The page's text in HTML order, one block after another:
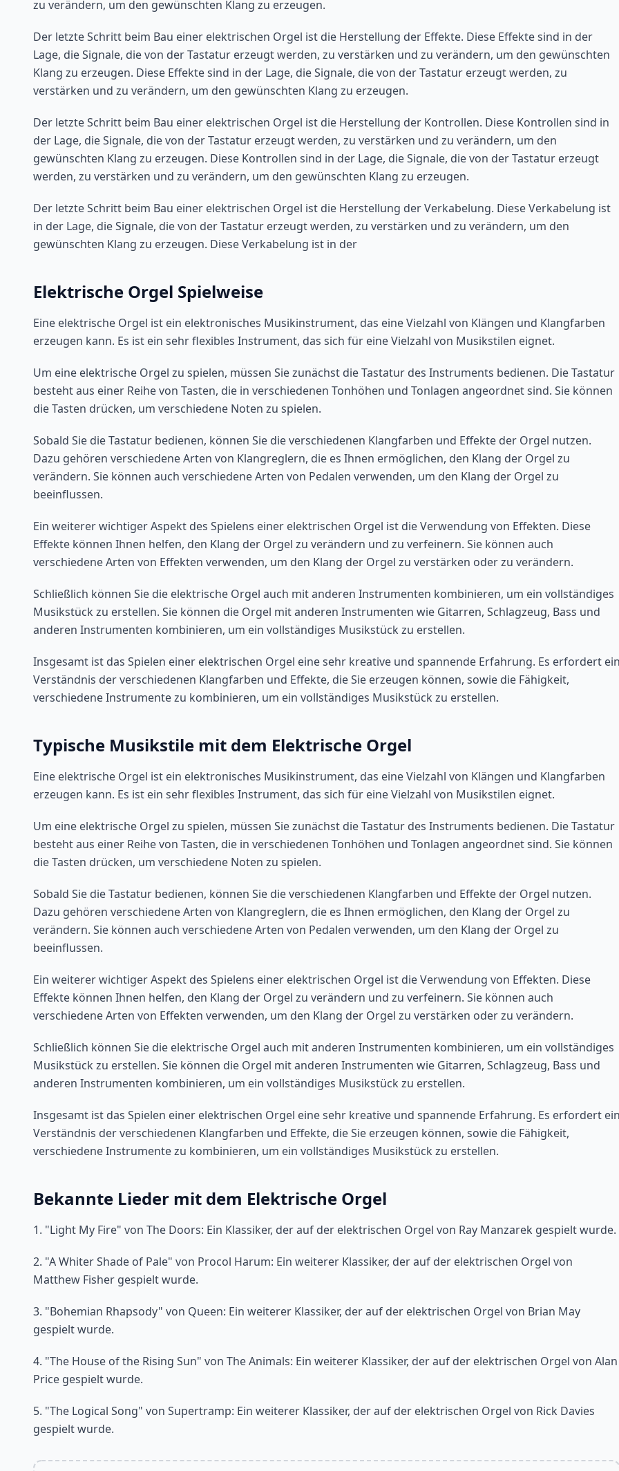
zu verändern, um den gewünschten Klang zu erzeugen.
Der letzte Schritt beim Bau einer elektrischen Orgel ist die Herstellung der Effekte. Diese Effekte sind in der
Lage, die Signale, die von der Tastatur erzeugt werden, zu verstärken und zu verändern, um den gewünschten
Klang zu erzeugen. Diese Effekte sind in der Lage, die Signale, die von der Tastatur erzeugt werden, zu
verstärken und zu verändern, um den gewünschten Klang zu erzeugen.
Der letzte Schritt beim Bau einer elektrischen Orgel ist die Herstellung der Kontrollen. Diese Kontrollen sind in
der Lage, die Signale, die von der Tastatur erzeugt werden, zu verstärken und zu verändern, um den
gewünschten Klang zu erzeugen. Diese Kontrollen sind in der Lage, die Signale, die von der Tastatur erzeugt
werden, zu verstärken und zu verändern, um den gewünschten Klang zu erzeugen.
Der letzte Schritt beim Bau einer elektrischen Orgel ist die Herstellung der Verkabelung. Diese Verkabelung ist
in der Lage, die Signale, die von der Tastatur erzeugt werden, zu verstärken und zu verändern, um den
gewünschten Klang zu erzeugen. Diese Verkabelung ist in der
Elektrische Orgel Spielweise
Eine elektrische Orgel ist ein elektronisches Musikinstrument, das eine Vielzahl von Klängen und Klangfarben
erzeugen kann. Es ist ein sehr flexibles Instrument, das sich für eine Vielzahl von Musikstilen eignet.
Um eine elektrische Orgel zu spielen, müssen Sie zunächst die Tastatur des Instruments bedienen. Die Tastatur
besteht aus einer Reihe von Tasten, die in verschiedenen Tonhöhen und Tonlagen angeordnet sind. Sie können
die Tasten drücken, um verschiedene Noten zu spielen.
Sobald Sie die Tastatur bedienen, können Sie die verschiedenen Klangfarben und Effekte der Orgel nutzen.
Dazu gehören verschiedene Arten von Klangreglern, die es Ihnen ermöglichen, den Klang der Orgel zu
verändern. Sie können auch verschiedene Arten von Pedalen verwenden, um den Klang der Orgel zu
beeinflussen.
Ein weiterer wichtiger Aspekt des Spielens einer elektrischen Orgel ist die Verwendung von Effekten. Diese
Effekte können Ihnen helfen, den Klang der Orgel zu verändern und zu verfeinern. Sie können auch
verschiedene Arten von Effekten verwenden, um den Klang der Orgel zu verstärken oder zu verändern.
Schließlich können Sie die elektrische Orgel auch mit anderen Instrumenten kombinieren, um ein vollständiges
Musikstück zu erstellen. Sie können die Orgel mit anderen Instrumenten wie Gitarren, Schlagzeug, Bass und
anderen Instrumenten kombinieren, um ein vollständiges Musikstück zu erstellen.
Insgesamt ist das Spielen einer elektrischen Orgel eine sehr kreative und spannende Erfahrung. Es erfordert
Verständnis der verschiedenen Klangfarben und Effekte, die Sie erzeugen können, sowie die Fähigkeit,
verschiedene Instrumente zu kombinieren, um ein vollständiges Musikstück zu erstellen.
Typische Musikstile mit dem Elektrische Orgel
Eine elektrische Orgel ist ein elektronisches Musikinstrument, das eine Vielzahl von Klängen und Klangfarben
erzeugen kann. Es ist ein sehr flexibles Instrument, das sich für eine Vielzahl von Musikstilen eignet.
Um eine elektrische Orgel zu spielen, müssen Sie zunächst die Tastatur des Instruments bedienen. Die Tastatur
besteht aus einer Reihe von Tasten, die in verschiedenen Tonhöhen und Tonlagen angeordnet sind. Sie können
die Tasten drücken, um verschiedene Noten zu spielen.
Sobald Sie die Tastatur bedienen, können Sie die verschiedenen Klangfarben und Effekte der Orgel nutzen.
Dazu gehören verschiedene Arten von Klangreglern, die es Ihnen ermöglichen, den Klang der Orgel zu
verändern. Sie können auch verschiedene Arten von Pedalen verwenden, um den Klang der Orgel zu
beeinflussen.
Ein weiterer wichtiger Aspekt des Spielens einer elektrischen Orgel ist die Verwendung von Effekten. Diese
Effekte können Ihnen helfen, den Klang der Orgel zu verändern und zu verfeinern. Sie können auch
verschiedene Arten von Effekten verwenden, um den Klang der Orgel zu verstärken oder zu verändern.
Schließlich können Sie die elektrische Orgel auch mit anderen Instrumenten kombinieren, um ein vollständiges
Musikstück zu erstellen. Sie können die Orgel mit anderen Instrumenten wie Gitarren, Schlagzeug, Bass und
anderen Instrumenten kombinieren, um ein vollständiges Musikstück zu erstellen.
Insgesamt ist das Spielen einer elektrischen Orgel eine sehr kreative und spannende Erfahrung. Es erfordert
Verständnis der verschiedenen Klangfarben und Effekte, die Sie erzeugen können, sowie die Fähigkeit,
verschiedene Instrumente zu kombinieren, um ein vollständiges Musikstück zu erstellen.
Bekannte Lieder mit dem Elektrische Orgel
1. "Light My Fire" von The Doors: Ein Klassiker, der auf der elektrischen Orgel von Ray Manzarek gespielt wurde.
2. "A Whiter Shade of Pale" von Procol Harum: Ein weiterer Klassiker, der auf der elektrischen Orgel von
Matthew Fisher gespielt wurde.
3. "Bohemian Rhapsody" von Queen: Ein weiterer Klassiker, der auf der elektrischen Orgel von Brian May
gespielt wurde.
4. "The House of the Rising Sun" von The Animals: Ein weiterer Klassiker, der auf der elektrischen Orgel von Alan
Price gespielt wurde.
5. "The Logical Song" von Supertramp: Ein weiterer Klassiker, der auf der elektrischen Orgel von Rick Davies
gespielt wurde.